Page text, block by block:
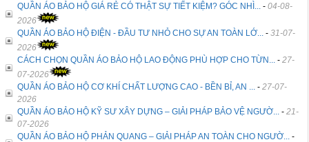
QUẦN ÁO BẢO HỘ GIÁ RẺ CÓ THẬT SỰ TIẾT KIỆM? GÓC NHÌ... - 04-08-
2026
QUẦN ÁO BẢO HỘ ĐIỆN - ĐẦU TƯ NHỎ CHO SỰ AN TOÀN LỚ...
- 31-07-
2026
CÁCH CHỌN QUẦN ÁO BẢO HỘ LAO ĐỘNG PHÙ HỢP CHO TỪN...
- 27-
07-2026
QUẦN ÁO BẢO HỘ CƠ KHÍ CHẤT LƯỢNG CAO - BỀN BỈ, AN ...
- 27-07-
2026
QUẦN ÁO BẢO HỘ KỸ SƯ XÂY DỰNG – GIẢI PHÁP BẢO VỆ NGƯỜ...
- 21-
07-2026
QUẦN ÁO BẢO HỘ PHẢN QUANG – GIẢI PHÁP AN TOÀN CHO NGƯỜ...
-